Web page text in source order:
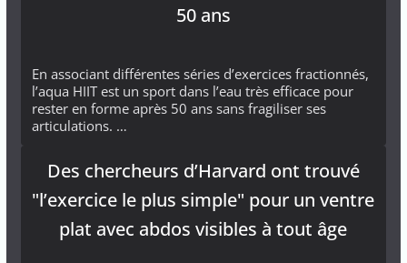
50 ans
En associant différentes séries d’exercices fractionnés,
l’aqua HIIT est un sport dans l’eau très efficace pour
rester en forme après 50 ans sans fragiliser ses
articulations. …
Des chercheurs d’Harvard ont trouvé
"l’exercice le plus simple" pour un ventre
plat avec abdos visibles à tout âge